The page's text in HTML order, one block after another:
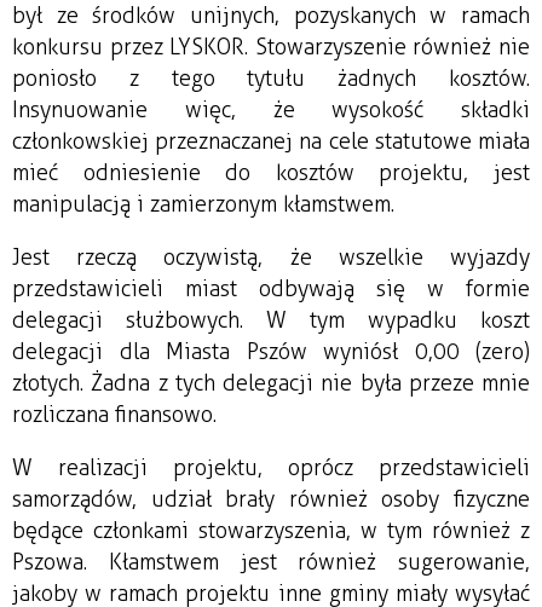
był ze środków unijnych, pozyskanych w ramach
konkursu przez LYSKOR. Stowarzyszenie również nie
poniosło z tego tytułu żadnych kosztów.
Insynuowanie więc, że wysokość składki
członkowskiej przeznaczanej na cele statutowe miała
mieć odniesienie do kosztów projektu, jest
manipulacją i zamierzonym kłamstwem.
Jest rzeczą oczywistą, że wszelkie wyjazdy
przedstawicieli miast odbywają się w formie
delegacji służbowych. W tym wypadku koszt
delegacji dla Miasta Pszów wyniósł 0,00 (zero)
złotych. Żadna z tych delegacji nie była przeze mnie
rozliczana finansowo.
W realizacji projektu, oprócz przedstawicieli
samorządów, udział brały również osoby fizyczne
będące członkami stowarzyszenia, w tym również z
Pszowa. Kłamstwem jest również sugerowanie,
jakoby w ramach projektu inne gminy miały wysyłać